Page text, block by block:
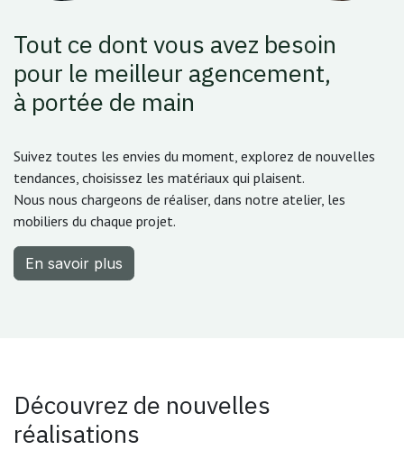
Tout ce dont vous avez besoin
pour le meilleur agencement,
à portée de main
Suivez toutes les envies du moment, explorez de nouvelles
tendances, choisissez les matériaux qui plaisent.
Nous nous chargeons de réaliser, dans notre atelier, les
mobiliers du chaque projet.
En savoir plus
Découvrez de nouvelles
réalisations